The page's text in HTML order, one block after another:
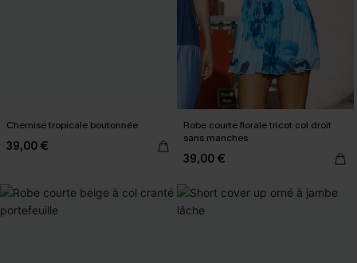
Chemise tropicale boutonnée
39,00 €
Robe courte florale tricot col droit
sans manches
39,00 €